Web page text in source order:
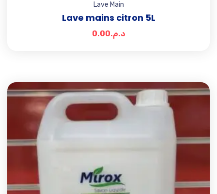
Lave Main
Lave mains citron 5L
د.م.0.00